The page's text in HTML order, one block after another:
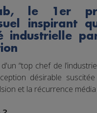
le 1er
inspirant
industrielle
“top chef de
désirable
et la récurrence